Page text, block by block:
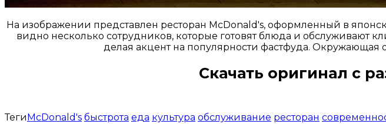
На изображении представлен ресторан McDonald's, оформленный в
видно несколько сотрудников, которые готовят блюда и обслуживают
делая акцент на популярности фастфуда. Окружающая
Скачать оригинал с
ТегиMcDonald's быстрота еда культура обслуживание ресторан